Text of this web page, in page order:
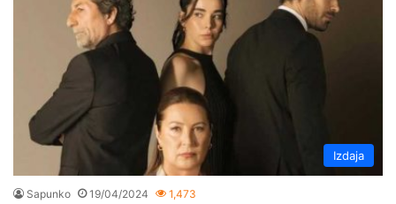
Izdaja
Sapunko 19/04/2024 1,473